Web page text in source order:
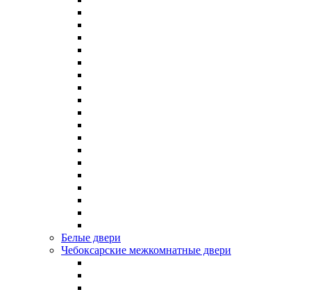
Белые двери
Чебоксарские межкомнатные двери